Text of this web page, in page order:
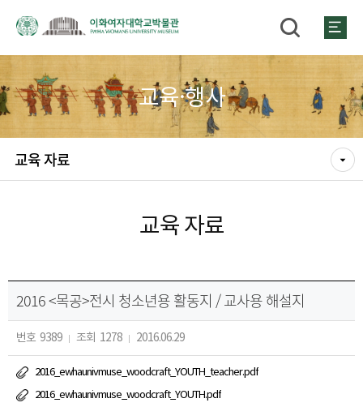
교육·행사
교육 자료
교육 자료
2016 <목공>전시 청소년용 활동지 / 교사용 해설지
번호 9389 조회 1278 2016.06.29
2016_ewhaunivmuse_woodcraft_YOUTH_teacher.pdf
2016_ewhaunivmuse_woodcraft_YOUTH.pdf